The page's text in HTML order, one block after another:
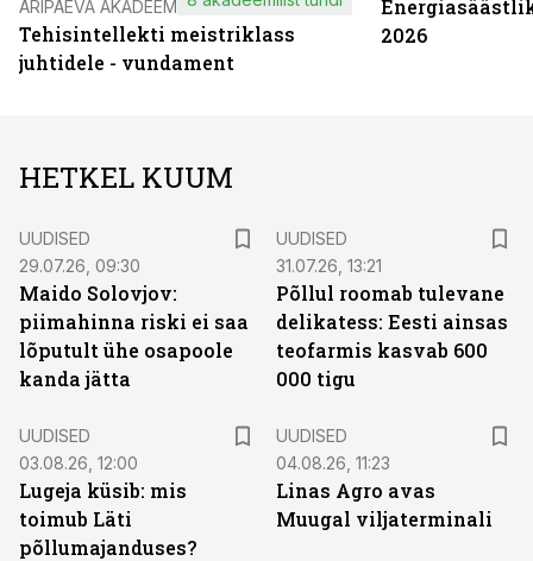
ÄRIPÄEVA AKADEEMIA
Tehisintellekti meistriklass
juhtidele - vundament
2026
HETKEL KUUM
UUDISED
29.07.26, 09:30
Maido Solovjov:
piimahinna riski ei saa
lõputult ühe osapoole
kanda jätta
UUDISED
31.07.26, 13:21
Põllul roomab tulevane
delikatess: Eesti ainsas
teofarmis kasvab 600
000 tigu
UUDISED
03.08.26, 12:00
Lugeja küsib: mis
toimub Läti
põllumajanduses?
UUDISED
04.08.26, 11:23
Linas Agro avas
Muugal viljaterminali